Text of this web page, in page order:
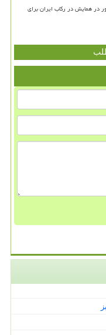
همایش در رکاب ایران برای